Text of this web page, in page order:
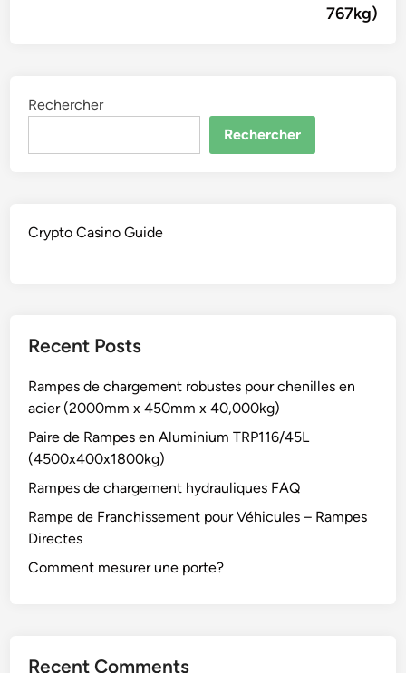
767kg)
Rechercher
Rechercher
Crypto Casino Guide
Recent Posts
Rampes de chargement robustes pour chenilles en
acier (2000mm x 450mm x 40,000kg)
Paire de Rampes en Aluminium TRP116/45L
(4500x400x1800kg)
Rampes de chargement hydrauliques FAQ
Rampe de Franchissement pour Véhicules – Rampes
Directes
Comment mesurer une porte?
Recent Comments